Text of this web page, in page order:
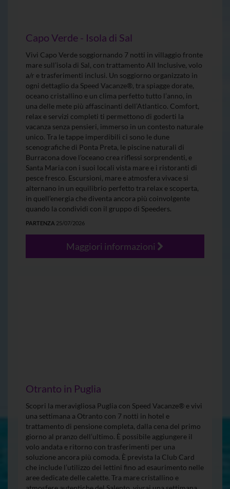
Capo Verde - Isola di Sal
Vivi Capo Verde soggiornando 7 notti in villaggio fronte
mare sull’isola di Sal, con trattamento All Inclusive, volo
a/r e trasferimenti inclusi. Un soggiorno organizzato in
ogni dettaglio da Speed Vacanze®, tra spiagge dorate,
oceano cristallino e un clima perfetto tutto l’anno, in
una delle mete più affascinanti dell’Atlantico. Comfort,
relax e servizi completi ti permettono di goderti la
vacanza senza pensieri, immerso in un contesto naturale
unico. Tra le tappe imperdibili ci sono le dune
scenografiche di Ponta Preta, le piscine naturali di
Burracona dove l’oceano crea riflessi sorprendenti, e
Santa Maria con i suoi locali vista mare e i ristoranti di
pesce fresco. Escursioni, mare e atmosfera vivace si
alternano in un equilibrio perfetto tra relax e scoperta,
in quell’energia che diventa ancora più coinvolgente
quando la condividi con il gruppo di Speeders.
PARTENZA 25/07/2026
Maggiori informazioni
Otranto in Puglia
Scopri la meravigliosa Puglia con Speed Vacanze® e vivi
una settimana a Otranto con 7 notti in hotel e
trattamento di pensione completa, dalla cena del primo
giorno al pranzo dell’ultimo. È possibile aggiungere il
volo andata e ritorno con trasferimenti per una
soluzione ancora più comoda. È prevista la Club Card
che include l’utilizzo dei lettini fino ad esaurimento nelle
aree dedicate delle calette. Tra mare cristallino e